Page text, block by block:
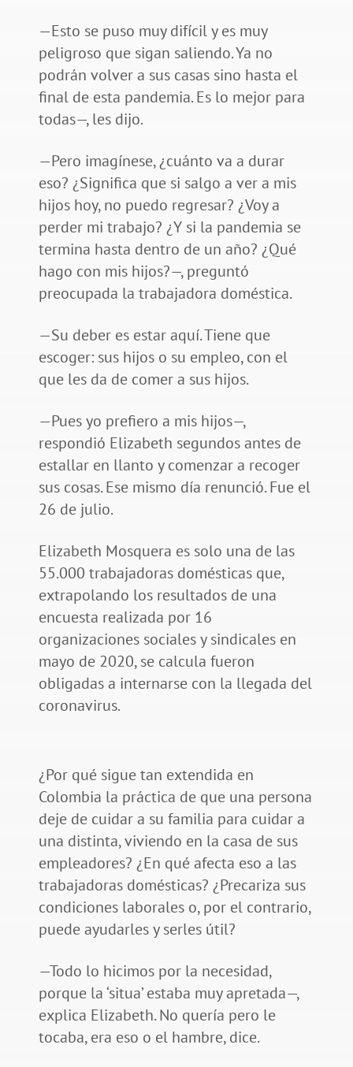
—Esto se puso muy difícil y es muy
peligroso que sigan saliendo. Ya no
podrán volver a sus casas sino hasta el
final de esta pandemia. Es lo mejor para
todas—, les dijo.
—Pero imagínese, ¿cuánto va a durar
eso? ¿Significa que si salgo a ver a mis
hijos hoy, no puedo regresar? ¿Voy a
perder mi trabajo? ¿Y si la pandemia se
termina hasta dentro de un año? ¿Qué
hago con mis hijos?—, preguntó
preocupada la trabajadora doméstica.
—Su deber es estar aquí. Tiene que
escoger: sus hijos o su empleo, con el
que les da de comer a sus hijos.
—Pues yo prefiero a mis hijos—,
respondió Elizabeth segundos antes de
estallar en llanto y comenzar a recoger
sus cosas. Ese mismo día renunció. Fue el
26 de julio.
Elizabeth Mosquera es solo una de las
55.000 trabajadoras domésticas que,
extrapolando los resultados de una
encuesta realizada por 16
organizaciones sociales y sindicales en
mayo de 2020, se calcula fueron
obligadas a internarse con la llegada del
coronavirus.
¿Por qué sigue tan extendida en
Colombia la práctica de que una persona
deje de cuidar a su familia para cuidar a
una distinta, viviendo en la casa de sus
empleadores? ¿En qué afecta eso a las
trabajadoras domésticas? ¿Precariza sus
condiciones laborales o, por el contrario,
puede ayudarles y serles útil?
—Todo lo hicimos por la necesidad,
porque la ‘situa’ estaba muy apretada—,
explica Elizabeth. No quería pero le
tocaba, era eso o el hambre, dice.